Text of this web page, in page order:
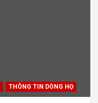
THÔNG TIN DÒNG HỌ